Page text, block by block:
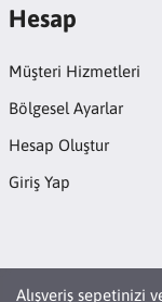
Alışveriş sepetinizi
Hesap
Müşteri Hizmetleri
Bölgesel Ayarlar
Hesap Oluştur
Giriş Yap